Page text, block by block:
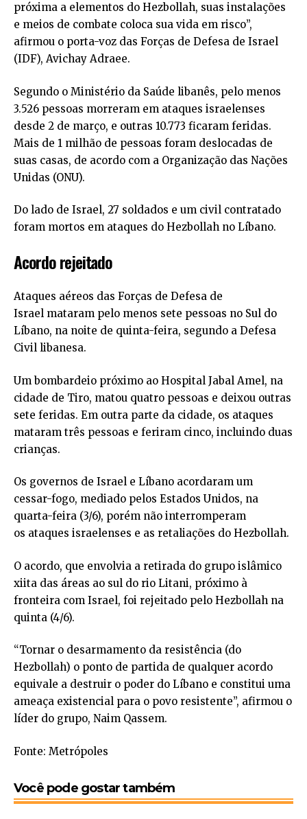
próxima a elementos do Hezbollah, suas instalações
e meios de combate coloca sua vida em risco”,
afirmou o porta-voz das Forças de Defesa de Israel
(IDF), Avichay Adraee.
Segundo o Ministério da Saúde libanês, pelo menos
3.526 pessoas morreram em ataques israelenses
desde 2 de março, e outras 10.773 ficaram feridas.
Mais de 1 milhão de pessoas foram deslocadas de
suas casas, de acordo com a Organização das Nações
Unidas (ONU).
Do lado de Israel, 27 soldados e um civil contratado
foram mortos em ataques do Hezbollah no Líbano.
Acordo rejeitado
Ataques aéreos das Forças de Defesa de
Israel mataram pelo menos sete pessoas no Sul do
Líbano, na noite de quinta-feira, segundo a Defesa
Civil libanesa.
Um bombardeio próximo ao Hospital Jabal Amel, na
cidade de Tiro, matou quatro pessoas e deixou outras
sete feridas. Em outra parte da cidade, os ataques
mataram três pessoas e feriram cinco, incluindo duas
crianças.
Os governos de Israel e Líbano acordaram um
cessar-fogo, mediado pelos Estados Unidos, na
quarta-feira (3/6), porém não interromperam
os ataques israelenses e as retaliações do Hezbollah.
O acordo, que envolvia a retirada do grupo islâmico
xiita das áreas ao sul do rio Litani, próximo à
fronteira com Israel, foi rejeitado pelo Hezbollah na
quinta (4/6).
“Tornar o desarmamento da resistência (do
Hezbollah) o ponto de partida de qualquer acordo
equivale a destruir o poder do Líbano e constitui uma
ameaça existencial para o povo resistente”, afirmou o
líder do grupo, Naim Qassem.
Fonte: Metrópoles
Você pode gostar também